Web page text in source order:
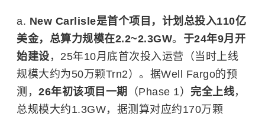
a. New Carlisle是首个项目，计划总投入110亿
美金，总算力规模在2.2~2.3GW。 于24年9月开
始建设 ，25年10月底首次投入运营（当时上线
规模大约为50万颗Trn2）。据Well Fargo的预
测， 26年初该项目一期 （Phase 1） 完全上线，
总规模大约1.3GW，据测算对应约170万颗